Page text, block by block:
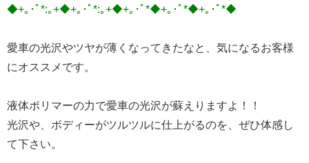
◆+｡･ﾟ*:｡+◆+｡･ﾟ*:｡+◆+｡･ﾟ*◆+｡･ﾟ*◆+｡･ﾟ*◆
愛車の光沢やツヤが薄くなってきたなと、気になるお客様
にオススメです。
液体ポリマーの力で愛車の光沢が蘇えりますよ！！
光沢や、ボディーがツルツルに仕上がるのを、ぜひ体感し
て下さい。